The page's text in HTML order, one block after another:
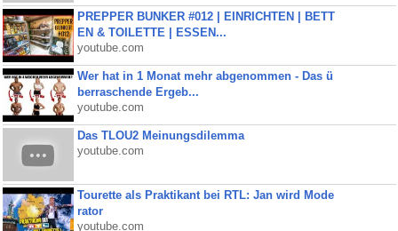
PREPPER BUNKER #012 | EINRICHTEN | BETT
EN & TOILETTE | ESSEN...
youtube.com
Wer hat in 1 Monat mehr abgenommen - Das ü
berraschende Ergeb...
youtube.com
Das TLOU2 Meinungsdilemma
youtube.com
Tourette als Praktikant bei RTL: Jan wird Mode
rator
youtube.com